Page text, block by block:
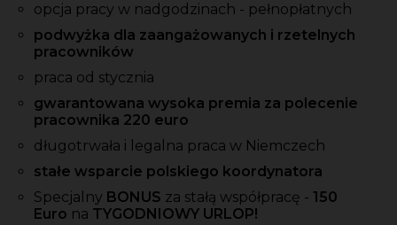
opcja pracy w nadgodzinach - pełnopłatnych
podwyżka dla zaangażowanych i rzetelnych
pracowników
praca od stycznia
gwarantowana wysoka premia za polecenie
pracownika 220 euro
długotrwała i legalna praca w Niemczech
stałe wsparcie polskiego koordynatora
Specjalny BONUS za stałą współpracę - 150
Euro na TYGODNIOWY URLOP!